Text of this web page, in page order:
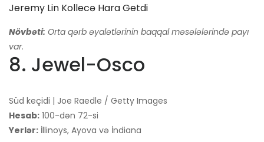
Jeremy Lin Kollecə Hara Getdi
Növbəti: Orta qərb əyalətlərinin baqqal məsələlərində payı
var.
8. Jewel-Osco
Süd keçidi | Joe Raedle / Getty Images
Hesab: 100-dən 72-si
Yerlər: İllinoys, Ayova və İndiana